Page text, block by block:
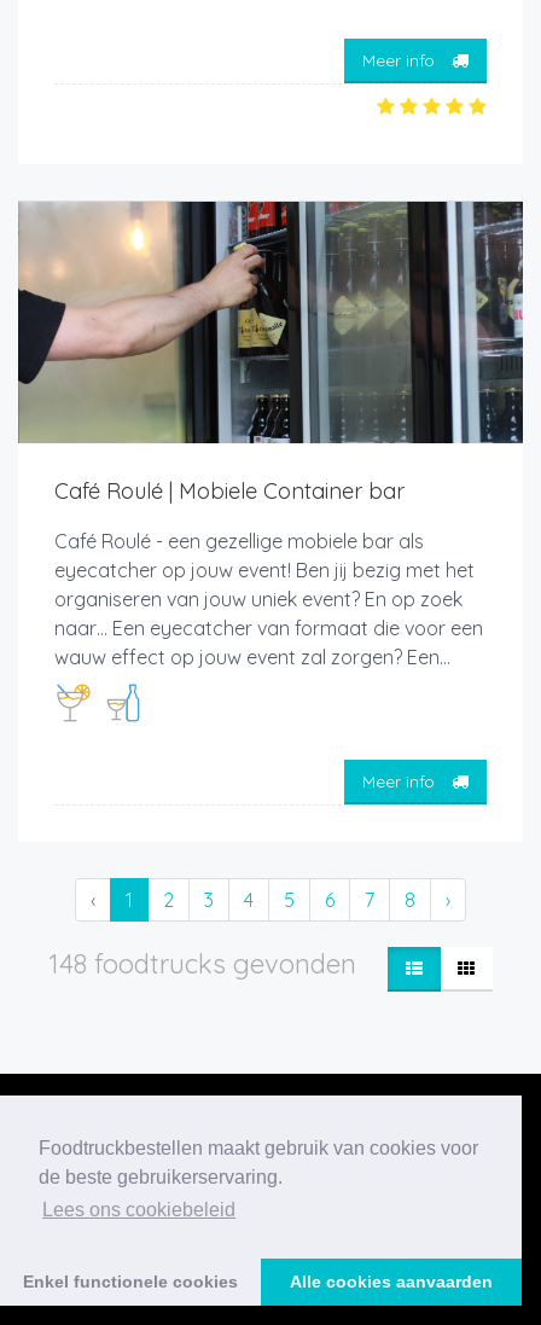
Foodtruckbestellen maakt gebruik van cookies voor
de beste gebruikerservaring.
Lees ons cookiebeleid
Enkel functionele cookies Alle cookies aanvaarden
Meer info
Café Roulé | Mobiele Container bar
Café Roulé - een gezellige mobiele bar als
eyecatcher op jouw event! Ben jij bezig met het
organiseren van jouw uniek event? En op zoek
naar… Een eyecatcher van formaat die voor een
wauw effect op jouw event zal zorgen? Een...
Meer info
‹ 1 2 3 4 5 6 7 8 ›
148 foodtrucks gevonden
Onze nieuwste
blogberichten